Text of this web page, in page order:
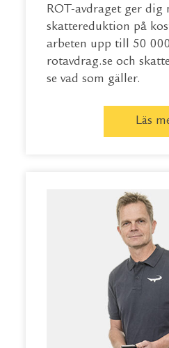
ROT-avdraget ger
skattereduktion på
arbeten upp till 50
rotavdrag.se och
se vad som gäller.
Läs